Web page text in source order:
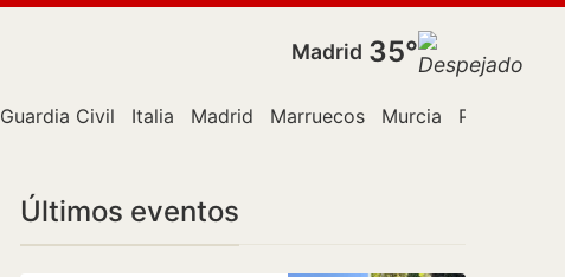
Madrid 35°
Guardia Civil Italia Madrid Marruecos Murcia Policía
Últimos eventos